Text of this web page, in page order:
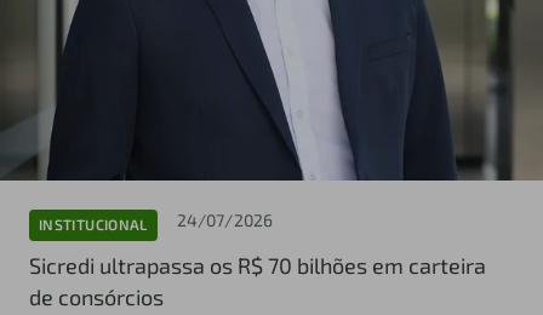
INSTITUCIONAL 24/07/2026
Sicredi ultrapassa os R$ 70 bilhões em carteira
de consórcios